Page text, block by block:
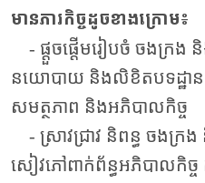
មានភារកិច្ចដូចខាងក្រោម៖
- ផ្តួចផ្តើមរៀបចំ ចងក្រង
នយោបាយ និងលិខិតបទដ្ឋានគ
សមត្ថភាព និងអភិបាលកិច្ច
- ស្រាវជ្រាវ និពន្ធ ចងក្រ
សៀវភៅពាក់ព័ន្ធអភិបាលកិច្ច